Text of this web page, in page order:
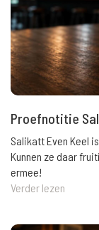
Proefnotitie
Salikatt Even Keel
Kunnen ze daar
ermee!
Verder lezen